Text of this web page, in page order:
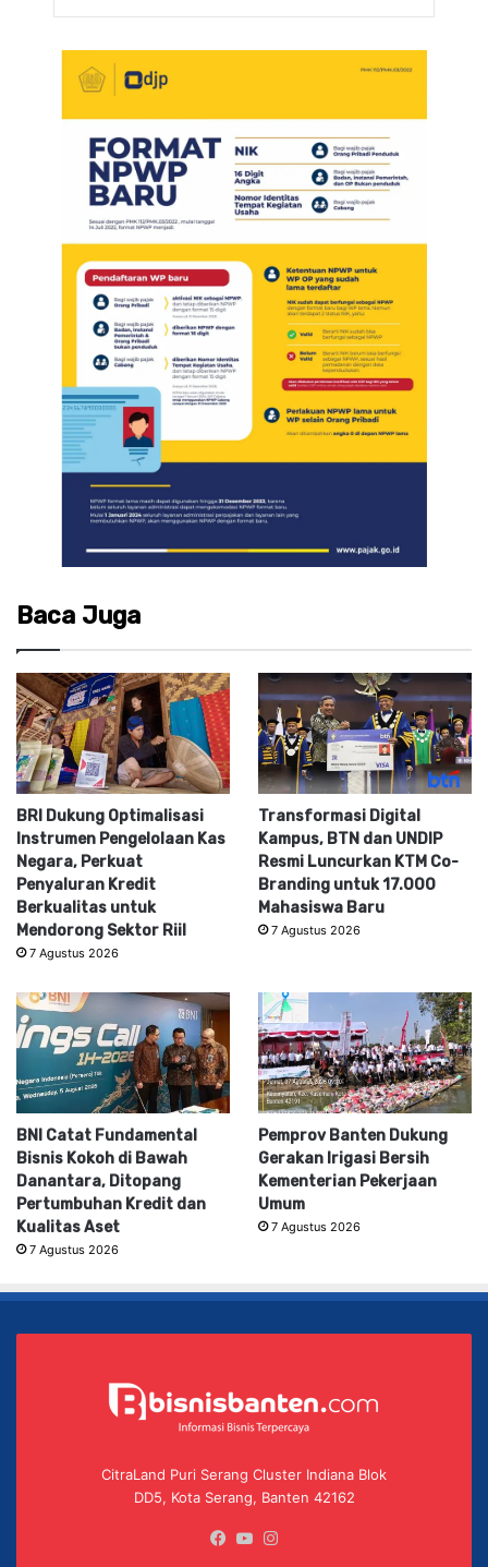
Baca Juga
BRI Dukung Optimalisasi
Instrumen Pengelolaan Kas
Negara, Perkuat
Penyaluran Kredit
Berkualitas untuk
Mendorong Sektor Riil
7 Agustus 2026
Transformasi Digital
Kampus, BTN dan UNDIP
Resmi Luncurkan KTM Co-
Branding untuk 17.000
Mahasiswa Baru
7 Agustus 2026
BNI Catat Fundamental
Bisnis Kokoh di Bawah
Danantara, Ditopang
Pertumbuhan Kredit dan
Kualitas Aset
7 Agustus 2026
Pemprov Banten Dukung
Gerakan Irigasi Bersih
Kementerian Pekerjaan
Umum
7 Agustus 2026
CitraLand Puri Serang Cluster Indiana Blok
DD5, Kota Serang, Banten 42162
Facebook
YouTube